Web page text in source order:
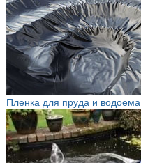
Пленка для пруда и водоема